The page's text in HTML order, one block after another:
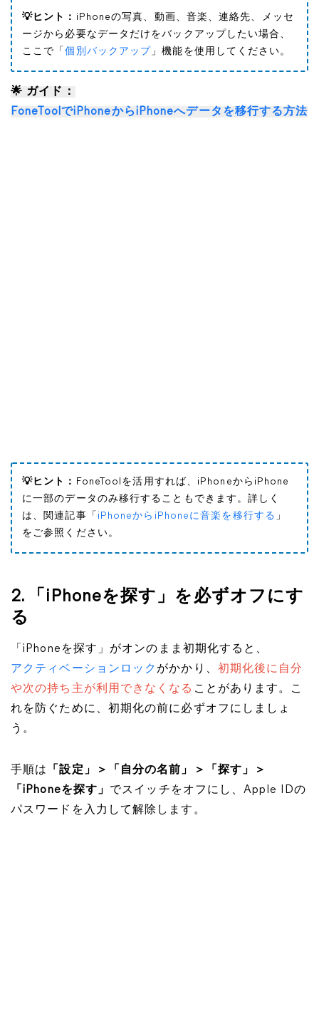
💡ヒント： iPhoneの写真、動画、音楽、連絡先、メッセ
ージから必要なデータだけをバックアップしたい場合、
ここで「個別バックアップ 」機能を使用してください。
🌟 ガイド：
FoneToolでiPhoneからiPhoneへデータを移行する方法
💡ヒント： FoneToolを活用すれば、iPhoneからiPhone
に一部のデータのみ移行することもできます。詳しく
は、関連記事「 iPhoneからiPhoneに音楽を移行する 」
をご参照ください。
2. 「iPhoneを探す」を必ずオフにす
る
「iPhoneを探す」がオンのまま初期化すると、
アクティベーションロック がかかり、 初期化後に自分
や次の持ち主が利用できなくなる ことがあります。こ
れを防ぐために、初期化の前に必ずオフにしましょ
う。
手順は
「設定」＞「自分の名前」＞「探す」＞
「iPhoneを探す」 でスイッチをオフにし、Apple IDの
パスワードを入力して解除します。